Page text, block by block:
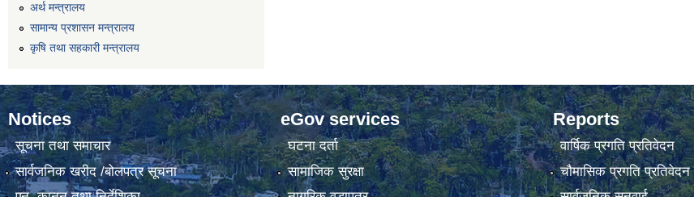
अर्थ मन्त्रालय
सामान्य प्रशासन मन्त्रालय
कृषि तथा सहकारी मन्त्रालय
Notices
सूचना तथा समाचार
सार्वजनिक खरीद /बोलपत्र सूचना
eGov services
घटना दर्ता
सामाजिक सुरक्षा
Reports
वार्षिक प्रगति प्रतिवेदन
चौमासिक प्रगति प्रतिवेदन